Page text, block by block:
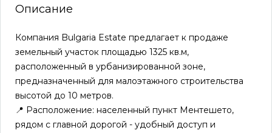
Описание
Компания Bulgaria Estate предлагает к продаже
земельный участок площадью 1325 кв.м,
расположенный в урбанизированной зоне,
предназначенный для малоэтажного строительства
высотой до 10 метров.
📍 Расположение: населенный пункт Ментешето,
рядом с главной дорогой - удобный доступ и